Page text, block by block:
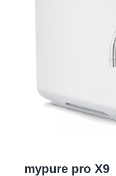
mypure pro X9